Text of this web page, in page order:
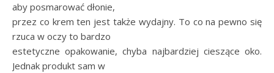
aby posmarować dłonie,
przez co krem ten jest także wydajny. To co na pewno się
rzuca w oczy to bardzo
estetyczne opakowanie, chyba najbardziej cieszące oko.
Jednak produkt sam w